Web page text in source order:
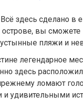
здесь сделано в
вы
пляжи и
легендарное
здесь
ломают
и удивительными